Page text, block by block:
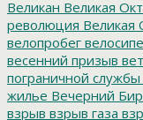
Великан Великая
революция Великая
велопробег
весенний призыв
пограничной службы
жилье Вечерний
взрыв взрыв газа